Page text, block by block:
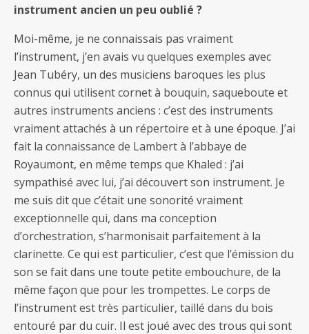
instrument ancien un peu oublié ?
Moi-même, je ne connaissais pas vraiment
l’instrument, j’en avais vu quelques exemples avec
Jean Tubéry, un des musiciens baroques les plus
connus qui utilisent cornet à bouquin, saqueboute et
autres instruments anciens : c’est des instruments
vraiment attachés à un répertoire et à une époque. J’ai
fait la connaissance de Lambert à l’abbaye de
Royaumont, en même temps que Khaled : j’ai
sympathisé avec lui, j’ai découvert son instrument. Je
me suis dit que c’était une sonorité vraiment
exceptionnelle qui, dans ma conception
d’orchestration, s’harmonisait parfaitement à la
clarinette. Ce qui est particulier, c’est que l’émission du
son se fait dans une toute petite embouchure, de la
même façon que pour les trompettes. Le corps de
l’instrument est très particulier, taillé dans du bois
entouré par du cuir. Il est joué avec des trous qui sont